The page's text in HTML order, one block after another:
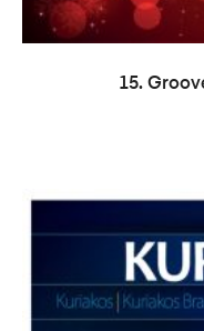
15.